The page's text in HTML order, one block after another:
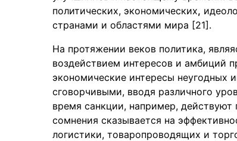
политических, экономических,
странами и областями мира [21].
На протяжении веков политика,
воздействием интересов и амбиций
экономические интересы неугодных
сговорчивыми, вводя различного
время санкции, например,
сомнения сказывается на
логистики, товаропроводящих и